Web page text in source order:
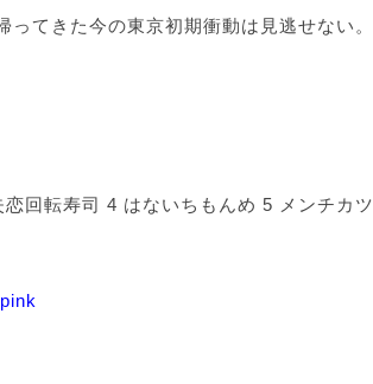
てきた今の東京初期衝動は見逃せない。
回転寿司 4 はないちもんめ 5 メンチカツ